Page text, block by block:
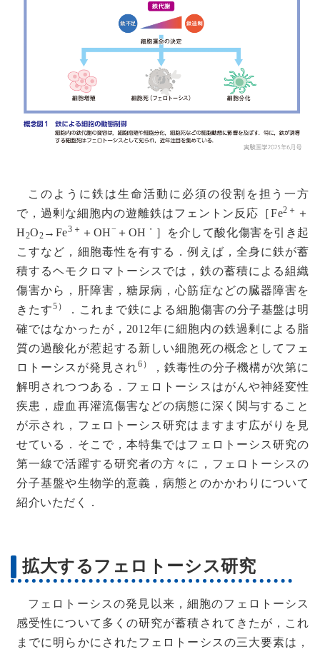
このように鉄は生命活動に必須の役割を担う一方
で，過剰な細胞内の遊離鉄はフェントン反応［Fe2＋ ＋
H2O2 →Fe3＋ ＋OH− ＋OH ・ ］を介して酸化傷害を引き起
こすなど，細胞毒性を有する．例えば，全身に鉄が蓄
積するヘモクロマトーシスでは，鉄の蓄積による組織
傷害から，肝障害，糖尿病，心筋症などの臓器障害を
きたす5）
．これまで鉄による細胞傷害の分子基盤は明
確ではなかったが，2012年に細胞内の鉄過剰による脂
質の過酸化が惹起する新しい細胞死の概念としてフェ
ロトーシスが発見され6）
，鉄毒性の分子機構が次第に
解明されつつある．フェロトーシスはがんや神経変性
疾患，虚血再灌流傷害などの病態に深く関与すること
が示され，フェロトーシス研究はますます広がりを見
せている．そこで，本特集ではフェロトーシス研究の
第一線で活躍する研究者の方々に，フェロトーシスの
分子基盤や生物学的意義，病態とのかかわりについて
紹介いただく．
拡大するフェロトーシス研究
フェロトーシスの発見以来，細胞のフェロトーシス
感受性について多くの研究が蓄積されてきたが，これ
までに明らかにされたフェロトーシスの三大要素は，